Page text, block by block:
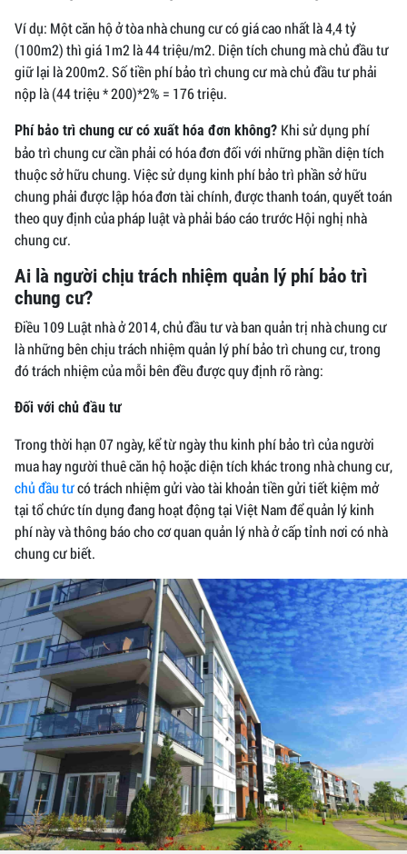
Ví dụ: Một căn hộ ở tòa nhà chung cư có giá cao nhất là 4,4 tỷ
(100m2) thì giá 1m2 là 44 triệu/m2. Diện tích chung mà chủ đầu tư
giữ lại là 200m2. Số tiền phí bảo trì chung cư mà chủ đầu tư phải
nộp là (44 triệu * 200)*2% = 176 triệu.
Phí bảo trì chung cư có xuất hóa đơn không? Khi sử dụng phí
bảo trì chung cư cần phải có hóa đơn đối với những phần diện tích
thuộc sở hữu chung. Việc sử dụng kinh phí bảo trì phần sở hữu
chung phải được lập hóa đơn tài chính, được thanh toán, quyết toán
theo quy định của pháp luật và phải báo cáo trước Hội nghị nhà
chung cư.
Ai là người chịu trách nhiệm quản lý phí bảo trì
chung cư?
Điều 109 Luật nhà ở 2014, chủ đầu tư và ban quản trị nhà chung cư
là những bên chịu trách nhiệm quản lý phí bảo trì chung cư, trong
đó trách nhiệm của mỗi bên đều được quy định rõ ràng:
Đối với chủ đầu tư
Trong thời hạn 07 ngày, kể từ ngày thu kinh phí bảo trì của người
mua hay người thuê căn hộ hoặc diện tích khác trong nhà chung cư,
chủ đầu tưcó trách nhiệm gửi vào tài khoản tiền gửi tiết kiệm mở
tại tổ chức tín dụng đang hoạt động tại Việt Nam để quản lý kinh
phí này và thông báo cho cơ quan quản lý nhà ở cấp tỉnh nơi có nhà
chung cư biết.